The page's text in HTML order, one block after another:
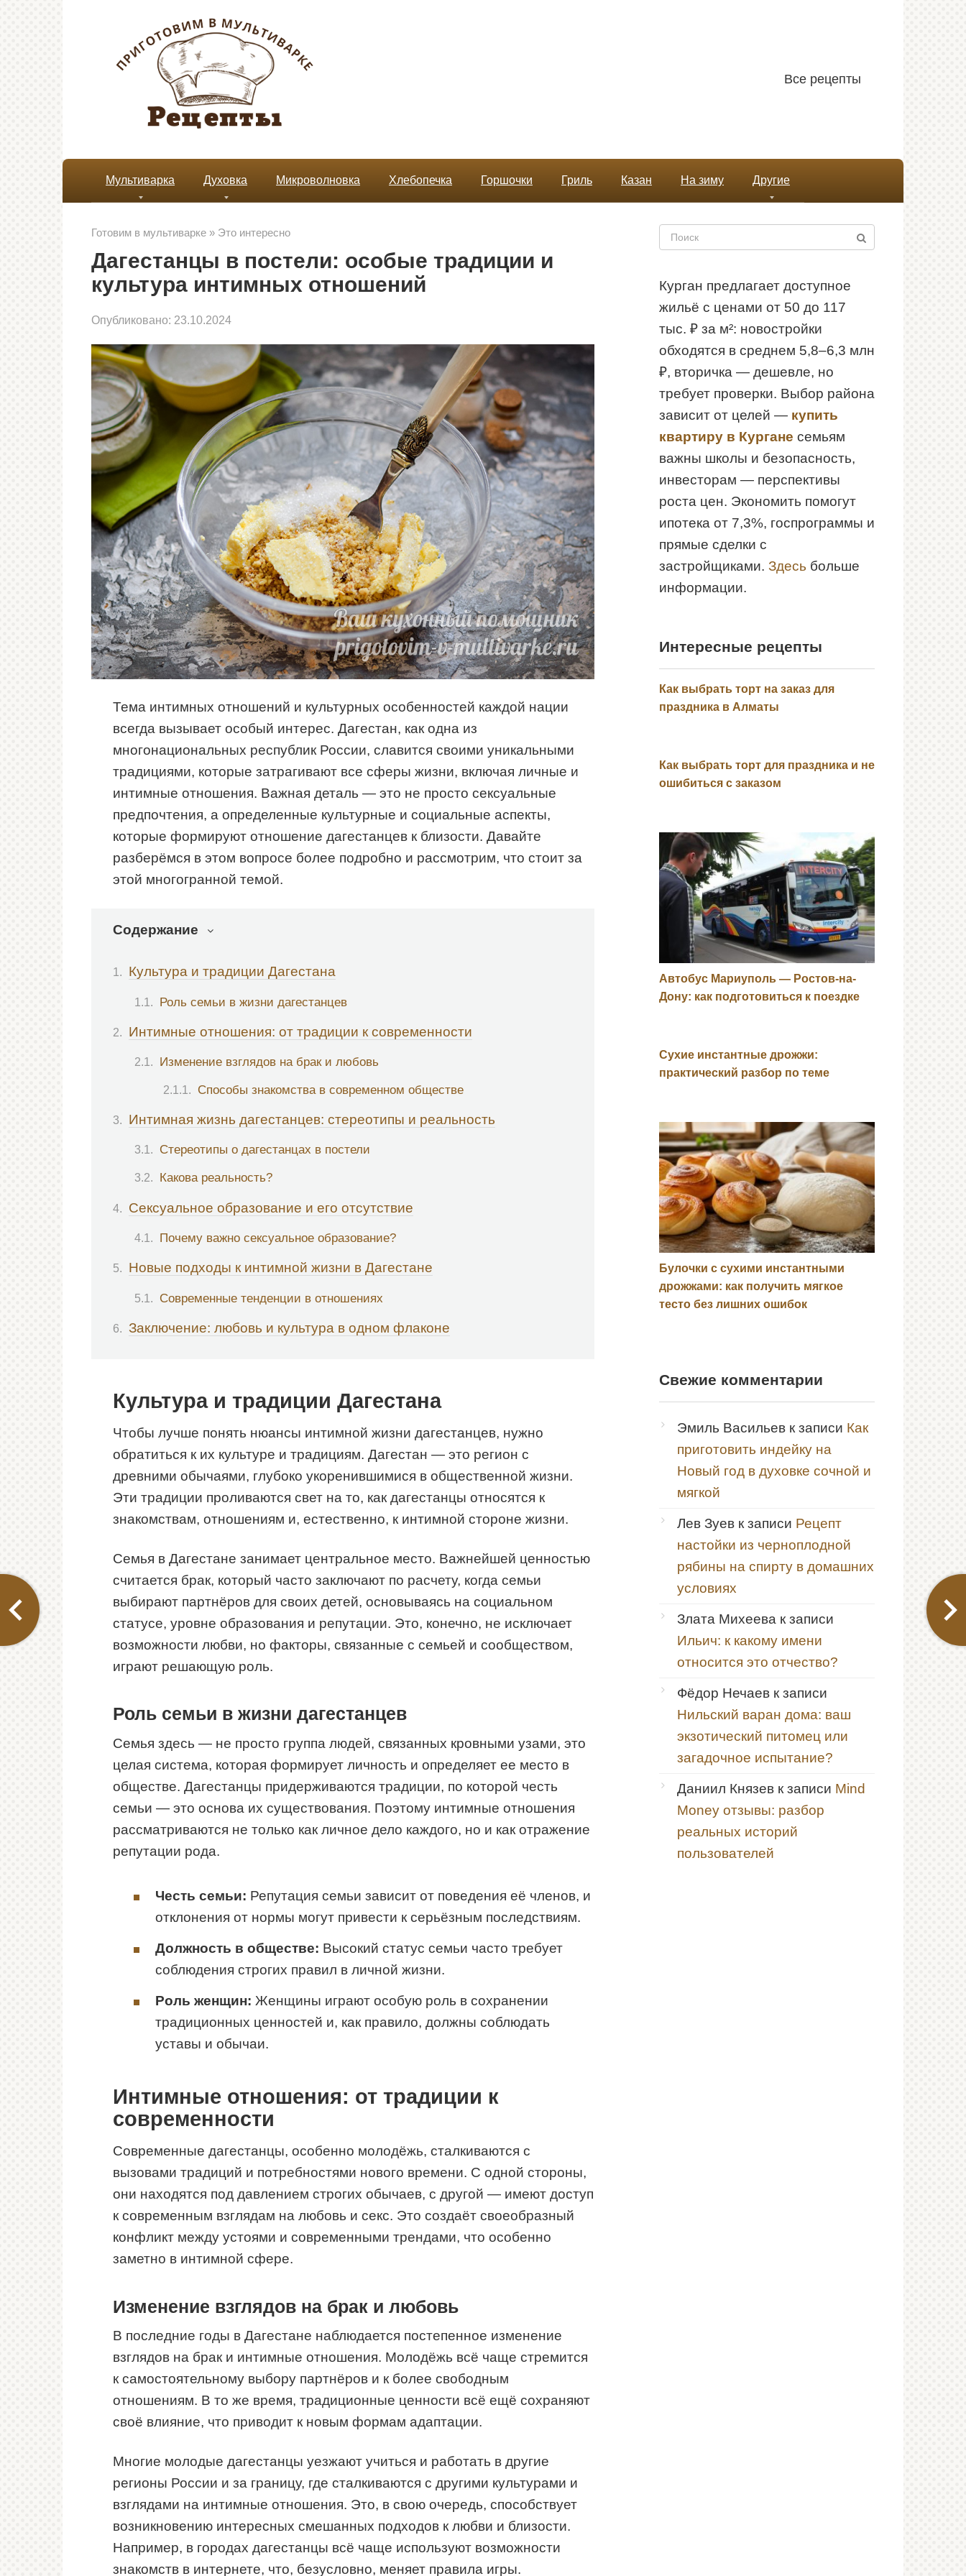
Все рецепты
Мультиварка Духовка Микроволновка Хлебопечка Горшочки Гриль Казан На зиму Другие
Готовим в мультиварке » Это интересно
Дагестанцы в постели: особые традиции и
культура интимных отношений
Опубликовано: 23.10.2024
Тема интимных отношений и культурных особенностей каждой нации
всегда вызывает особый интерес. Дагестан, как одна из
многонациональных республик России, славится своими уникальными
традициями, которые затрагивают все сферы жизни, включая личные и
интимные отношения. Важная деталь — это не просто сексуальные
предпочтения, а определенные культурные и социальные аспекты,
которые формируют отношение дагестанцев к близости. Давайте
разберёмся в этом вопросе более подробно и рассмотрим, что стоит за
этой многогранной темой.
Содержание
Культура и традиции Дагестана
Роль семьи в жизни дагестанцев
Интимные отношения: от традиции к современности
Изменение взглядов на брак и любовь
Способы знакомства в современном обществе
Интимная жизнь дагестанцев: стереотипы и реальность
Стереотипы о дагестанцах в постели
Какова реальность?
Сексуальное образование и его отсутствие
Почему важно сексуальное образование?
Новые подходы к интимной жизни в Дагестане
Современные тенденции в отношениях
Заключение: любовь и культура в одном флаконе
Культура и традиции Дагестана
Чтобы лучше понять нюансы интимной жизни дагестанцев, нужно
обратиться к их культуре и традициям. Дагестан — это регион с
древними обычаями, глубоко укоренившимися в общественной жизни.
Эти традиции проливаются свет на то, как дагестанцы относятся к
знакомствам, отношениям и, естественно, к интимной стороне жизни.
Семья в Дагестане занимает центральное место. Важнейшей ценностью
считается брак, который часто заключают по расчету, когда семьи
выбирают партнёров для своих детей, основываясь на социальном
статусе, уровне образования и репутации. Это, конечно, не исключает
возможности любви, но факторы, связанные с семьей и сообществом,
играют решающую роль.
Роль семьи в жизни дагестанцев
Семья здесь — не просто группа людей, связанных кровными узами, это
целая система, которая формирует личность и определяет ее место в
обществе. Дагестанцы придерживаются традиции, по которой честь
семьи — это основа их существования. Поэтому интимные отношения
рассматриваются не только как личное дело каждого, но и как отражение
репутации рода.
Честь семьи: Репутация семьи зависит от поведения её членов, и
отклонения от нормы могут привести к серьёзным последствиям.
Должность в обществе: Высокий статус семьи часто требует
соблюдения строгих правил в личной жизни.
Роль женщин: Женщины играют особую роль в сохранении
традиционных ценностей и, как правило, должны соблюдать
уставы и обычаи.
Интимные отношения: от традиции к
современности
Современные дагестанцы, особенно молодёжь, сталкиваются с
вызовами традиций и потребностями нового времени. С одной стороны,
они находятся под давлением строгих обычаев, с другой — имеют доступ
к современным взглядам на любовь и секс. Это создаёт своеобразный
конфликт между устоями и современными трендами, что особенно
заметно в интимной сфере.
Изменение взглядов на брак и любовь
В последние годы в Дагестане наблюдается постепенное изменение
взглядов на брак и интимные отношения. Молодёжь всё чаще стремится
к самостоятельному выбору партнёров и к более свободным
отношениям. В то же время, традиционные ценности всё ещё сохраняют
своё влияние, что приводит к новым формам адаптации.
Многие молодые дагестанцы уезжают учиться и работать в другие
регионы России и за границу, где сталкиваются с другими культурами и
взглядами на интимные отношения. Это, в свою очередь, способствует
возникновению интересных смешанных подходов к любви и близости.
Например, в городах дагестанцы всё чаще используют возможности
знакомств в интернете, что, безусловно, меняет правила игры.
Поиск:
Курган предлагает доступное
жильё с ценами от 50 до 117
тыс. ₽ за м²: новостройки
обходятся в среднем 5,8–6,3 млн
₽, вторичка — дешевле, но
требует проверки. Выбор района
зависит от целей — купить
квартиру в Кургане семьям
важны школы и безопасность,
инвесторам — перспективы
роста цен. Экономить помогут
ипотека от 7,3%, госпрограммы и
прямые сделки с
застройщиками. Здесь больше
информации.
Интересные рецепты
Как выбрать торт на заказ для
праздника в Алматы
Как выбрать торт для праздника и не
ошибиться с заказом
Автобус Мариуполь — Ростов-на-
Дону: как подготовиться к поездке
Сухие инстантные дрожжи:
практический разбор по теме
Булочки с сухими инстантными
дрожжами: как получить мягкое
тесто без лишних ошибок
Свежие комментарии
Эмиль Васильев к записи Как
приготовить индейку на
Новый год в духовке сочной и
мягкой
Лев Зуев к записи Рецепт
настойки из черноплодной
рябины на спирту в домашних
условиях
Злата Михеева к записи
Ильич: к какому имени
относится это отчество?
Фёдор Нечаев к записи
Нильский варан дома: ваш
экзотический питомец или
загадочное испытание?
Даниил Князев к записи Mind
Money отзывы: разбор
реальных историй
пользователей